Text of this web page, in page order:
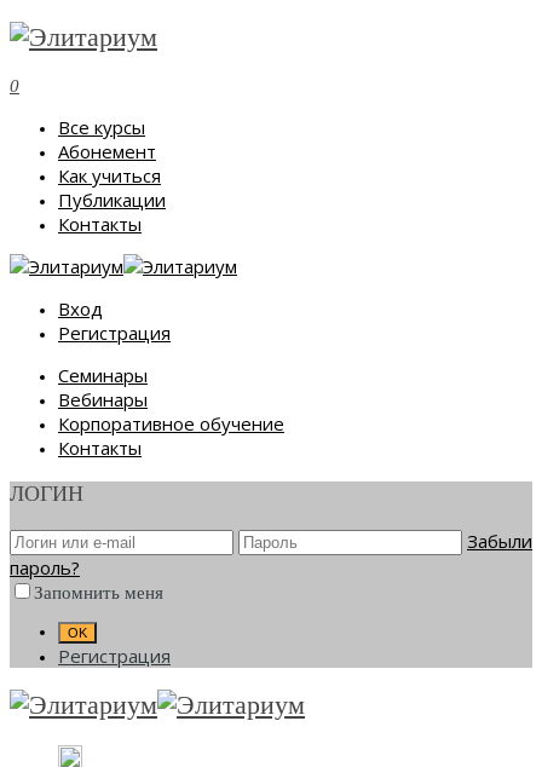
0
Все курсы
Абонемент
Как учиться
Публикации
Контакты
Вход
Регистрация
Семинары
Вебинары
Корпоративное обучение
Контакты
ЛОГИН
Забыли
пароль?
Запомнить меня
Регистрация